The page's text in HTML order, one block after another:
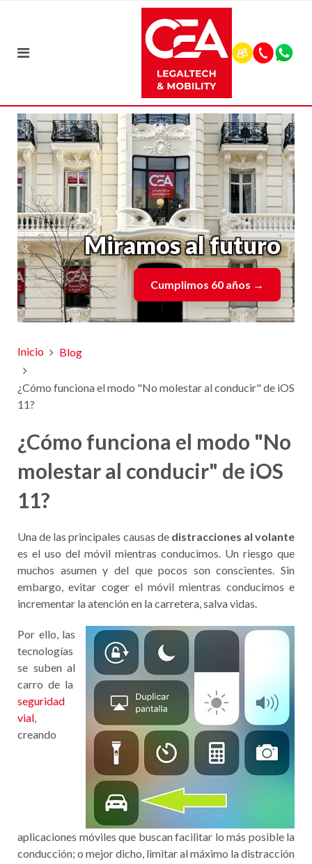
Miramos al futuro
Cumplimos 60 años →
Inicio Blog
¿Cómo funciona el modo "No molestar al conducir" de iOS
11?
¿Cómo funciona el modo "No
molestar al conducir" de iOS
11?
Una de las principales causas de distracciones al volante
es el uso del móvil mientras conducimos. Un riesgo que
muchos asumen y del que pocos son conscientes. Sin
embargo, evitar coger el móvil mientras conducimos e
incrementar la atención en la carretera, salva vidas.
Por ello, las
tecnologías
se suben al
carro de la
seguridad
vial,
creando
aplicaciones móviles que buscan facilitar lo más posible la
conducción; o mejor dicho, limitar al máximo la distracción